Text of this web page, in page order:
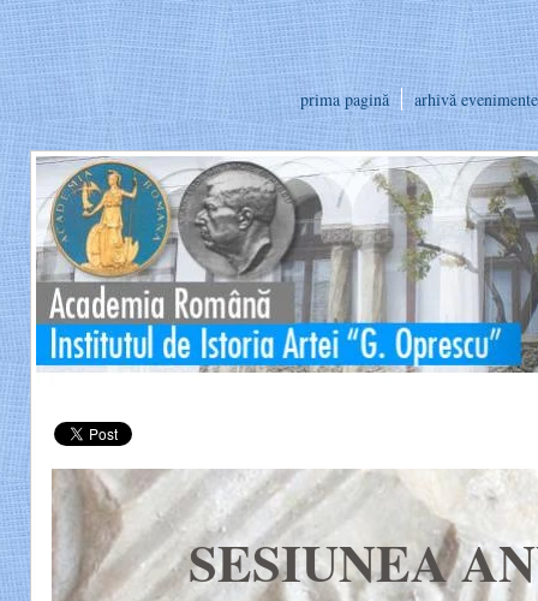
prima pagină arhivă evenimente
SESIUNEA